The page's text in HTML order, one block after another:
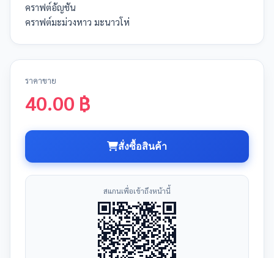
คราฟต์อัญชัน
คราฟต์มะม่วงหาว มะนาวโห่
ราคาขาย
40.00 ฿
สั่งซื้อสินค้า
สแกนเพื่อเข้าถึงหน้านี้